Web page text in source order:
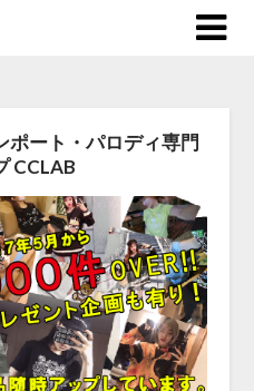
ポート・パロディ専門
CCLAB